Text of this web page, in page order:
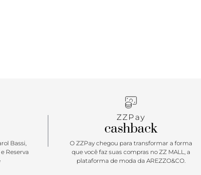
Bassi,
Reserva
ZZPay
cashback
O ZZPay chegou para transformar a forma
que você faz suas compras no ZZ MALL, a
plataforma de moda da AREZZO&CO.